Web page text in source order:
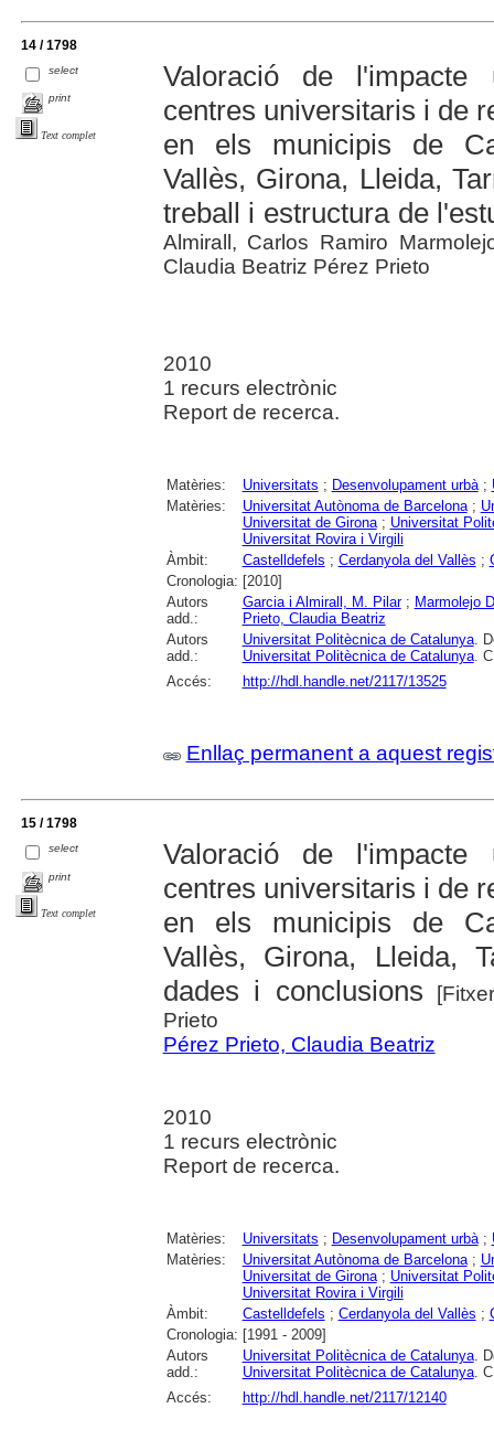
14 / 1798
select
print
Text complet
Valoració de l'impacte
centres universitaris i de
en els municipis de
Vallès, Girona, Lleida,
treball i estructura de
Almirall, Carlos Ramiro
Claudia Beatriz Pérez Prieto
2010
1 recurs electrònic
Report de recerca.
Matèries: Universitats ; Desenvolupament urbà;
Matèries:
Universitat Autònoma de Barcelona;
Universitat de Girona; Universitat
Universitat Rovira i Virgili
Àmbit:
Castelldefels ; Cerdanyola del Vallès ;
Cronologia: [2010]
Autors
add.:
Garcia i Almirall, M. Pilar; Marmolejo
Prieto, Claudia Beatriz
Autors
add.:
Universitat Politècnica de Catalunya.
Universitat Politècnica de Catalunya.
Accés:
http://hdl.handle.net/2117/13525
Enllaç permanent a aquest
15 / 1798
select
print
Text complet
Valoració de l'impacte
centres universitaris i de
en els municipis de
Vallès, Girona, Lleida,
dades i conclusions
Prieto
Pérez Prieto, Claudia Beatriz
2010
1 recurs electrònic
Report de recerca.
Matèries: Universitats ; Desenvolupament urbà;
Matèries:
Universitat Autònoma de Barcelona;
Universitat de Girona; Universitat
Universitat Rovira i Virgili
Àmbit:
Castelldefels ; Cerdanyola del Vallès ;
Cronologia: [1991 - 2009]
Autors
add.:
Universitat Politècnica de Catalunya.
Universitat Politècnica de Catalunya.
Accés:
http://hdl.handle.net/2117/12140